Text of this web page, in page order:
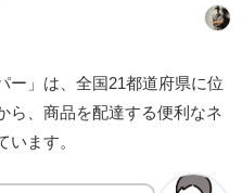
ー」は、全国21都道府県に位
ら、商品を配達する便利なネ
います。